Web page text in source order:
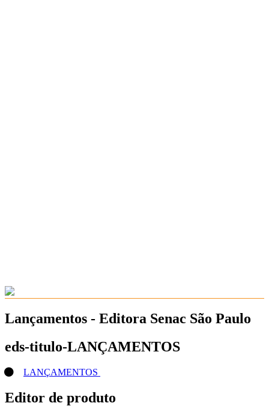
Lançamentos - Editora Senac São Paulo
eds-titulo-LANÇAMENTOS
LANÇAMENTOS
Editor de produto